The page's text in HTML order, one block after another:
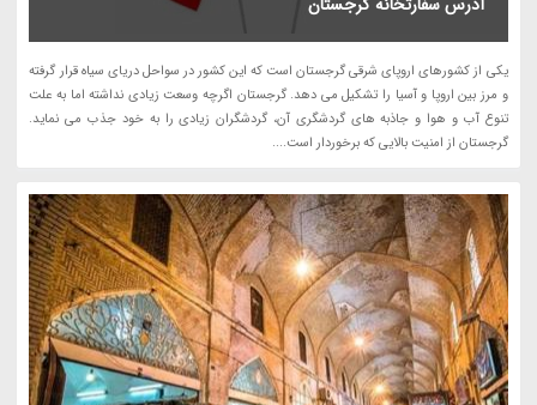
یکی از کشورهای اروپای شرقی گرجستان است که این کشور در سواحل دریای سیاه قرار گرفته
و مرز بین اروپا و آسیا را تشکیل می دهد. گرجستان اگرچه وسعت زیادی نداشته اما به علت
تنوع آب و هوا و جاذبه های گردشگری آن، گردشگران زیادی را به خود جذب می نماید.
گرجستان از امنیت بالایی که برخوردار است....